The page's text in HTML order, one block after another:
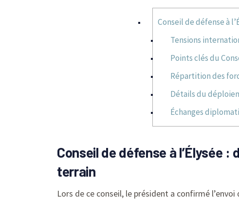
Conseil de défense à
Tensions
Points clés du
Répartition des
Détails du
Échanges
Conseil de défense à l’Élysée
terrain
Lors de ce conseil, le président a confirmé